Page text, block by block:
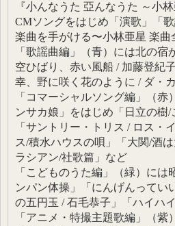
『小んなうた 亞んなうた ～小
CMソングをはじめ「演歌」「
楽曲を手がける〜小林亜星 楽曲
「歌謡曲編」（青）には北の
空ひばり、赤い風船 / 加藤登紀
幸、野に咲く花のように / ダ・
「コマーシャルソング編」（
ンサカ娘」をはじめ「日立の
「サントリー・トリス / ロス・
ス/積水ハウスの唄」「大関/酒
ラシアン/社歌篇」など
「こどものうた編」（緑）に
ンパン体操」「にんげんってい
の五円玉 / 石毛恭子」「ハイハ
「アニメ・特撮主題歌編」（